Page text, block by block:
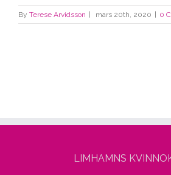
By Terese Arvidsson mars 20th, 2020 0
LIMHAMNS